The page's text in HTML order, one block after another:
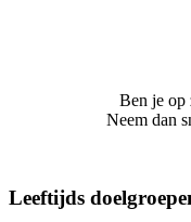
Ben je op
Neem dan
Leeftijds